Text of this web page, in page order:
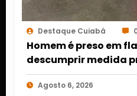
Destaque Cuiabá
Homem é preso em
descumprir medida
Cuiabá após
do pânico
Agosto 6, 2026